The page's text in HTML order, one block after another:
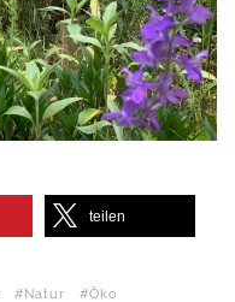
teilen
Natur
Öko